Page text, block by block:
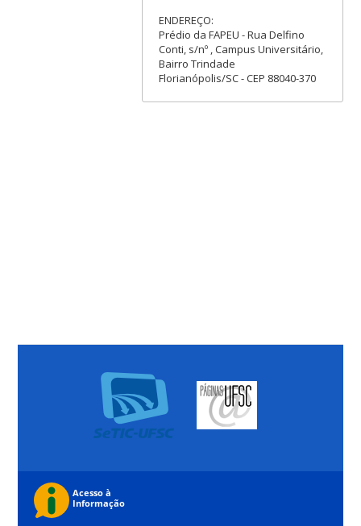
ENDEREÇO:
Prédio da FAPEU - Rua Delfino
Conti, s/nº , Campus Universitário,
Bairro Trindade
Florianópolis/SC - CEP 88040-370